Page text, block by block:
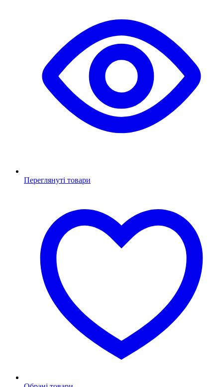
Переглянуті товари